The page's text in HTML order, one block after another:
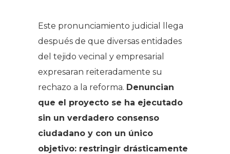
Este pronunciamiento judicial llega
después de que diversas entidades
del tejido vecinal y empresarial
expresaran reiteradamente su
rechazo a la reforma. Denuncian
que el proyecto se ha ejecutado
sin un verdadero consenso
ciudadano y con un único
objetivo: restringir drásticamente